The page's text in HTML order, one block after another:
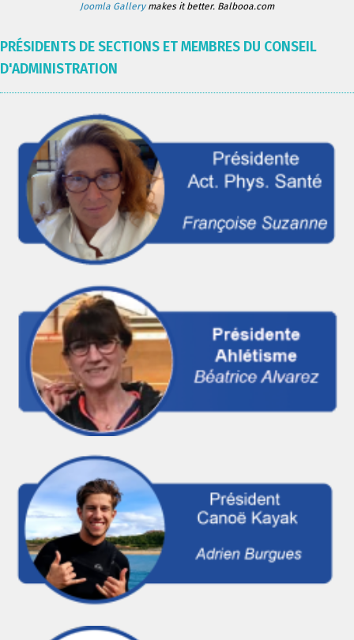
Joomla Gallerymakes it better. Balbooa.com
PRÉSIDENTS DE SECTIONS ET MEMBRES DU CONSEIL
D'ADMINISTRATION